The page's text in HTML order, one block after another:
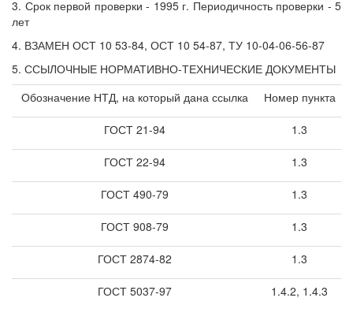
3. Срок первой проверки - 1995 г. Периодичность проверки - 5
лет
4. ВЗАМЕН ОСТ 10 53-84, ОСТ 10 54-87, ТУ 10-04-06-56-87
5. ССЫЛОЧНЫЕ НОРМАТИВНО-ТЕХНИЧЕСКИЕ ДОКУМЕНТЫ
Обозначение НТД, на который дана ссылка
Номер пункта
ГОСТ 21-94 1.3
ГОСТ 22-94 1.3
ГОСТ 490-79 1.3
ГОСТ 908-79 1.3
ГОСТ 2874-82 1.3
ГОСТ 5037-97 1.4.2, 1.4.3